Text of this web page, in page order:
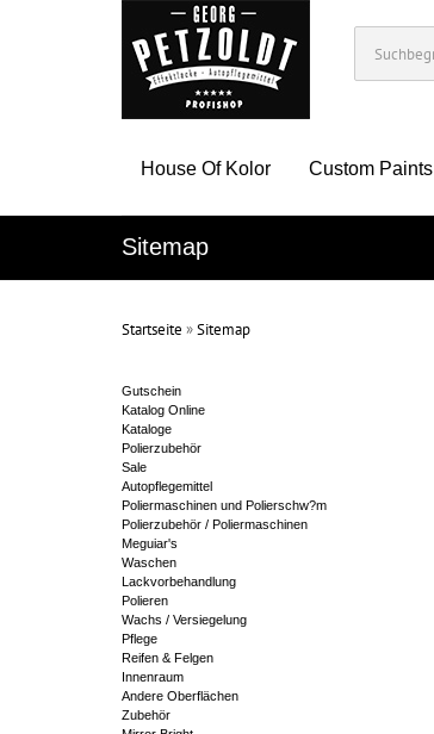
House Of Kolor Custom Paints
Sitemap
Startseite »Sitemap
Gutschein
Katalog Online
Kataloge
Polierzubehör
Sale
Autopflegemittel
Poliermaschinen und Polierschw?m
Polierzubehör / Poliermaschinen
Meguiar's
Waschen
Lackvorbehandlung
Polieren
Wachs / Versiegelung
Pflege
Reifen & Felgen
Innenraum
Andere Oberflächen
Zubehör